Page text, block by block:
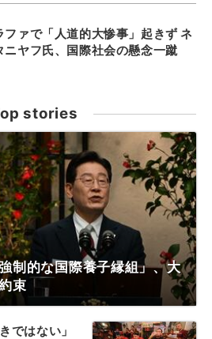
ファで「人道的大惨事」起きず ネ
ニヤフ氏、国際社会の懸念一蹴
stories
制的な国際養子縁組」、大
束
ではない」